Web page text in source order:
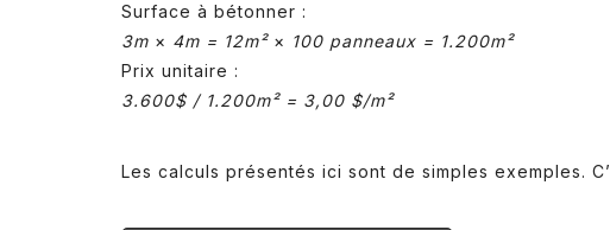
Surface à bétonner :
3m × 4m = 12m² × 100 panneaux = 1.200m²
Prix unitaire :
3.600$ / 1.200m² = 3,00 $/m²
Les calculs présentés ici sont de simples exemples.